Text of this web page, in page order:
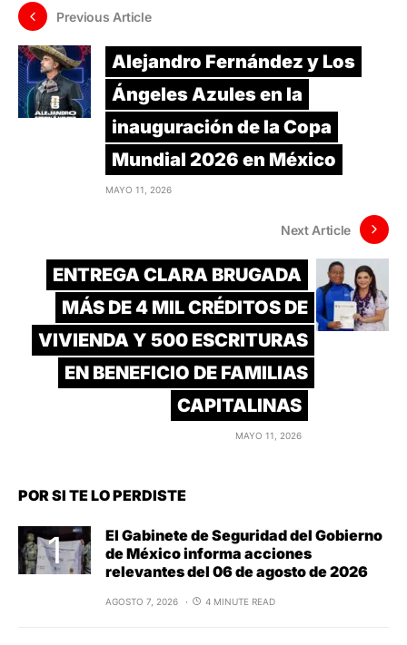
Previous Article
Alejandro Fernández y Los
Ángeles Azules en la
inauguración de la Copa
Mundial 2026 en México
MAYO 11, 2026
Next Article
ENTREGA CLARA BRUGADA
MÁS DE 4 MIL CRÉDITOS DE
VIVIENDA Y 500 ESCRITURAS
EN BENEFICIO DE FAMILIAS
CAPITALINAS
MAYO 11, 2026
POR SI TE LO PERDISTE
El Gabinete de Seguridad del Gobierno
de México informa acciones
relevantes del 06 de agosto de 2026
AGOSTO 7, 2026 4 MINUTE READ